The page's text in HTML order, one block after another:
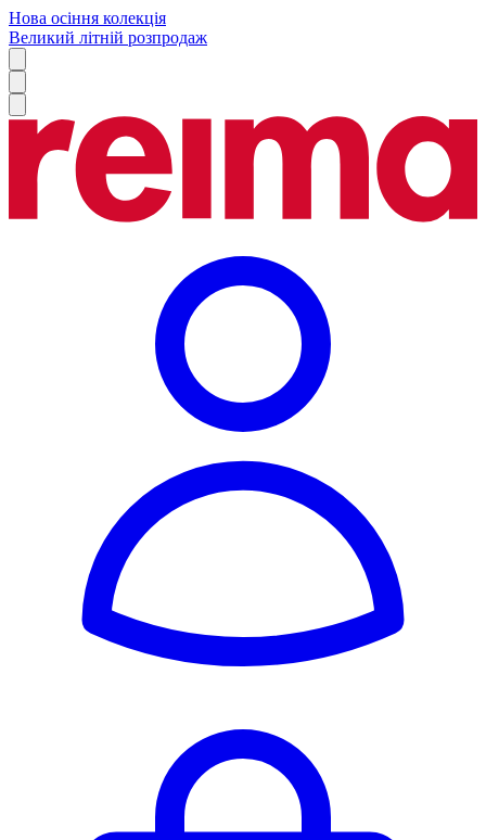
Нова осіння колекція
Великий літній розпродаж